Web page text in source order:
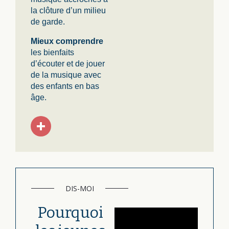
la clôture d’un milieu
de garde.
Mieux comprendre
les bienfaits
d’écouter et de jouer
de la musique avec
des enfants en bas
âge.
DIS-MOI
Pourquoi